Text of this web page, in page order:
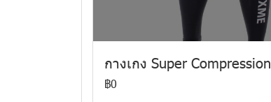
กางเกง Super Compression
฿0